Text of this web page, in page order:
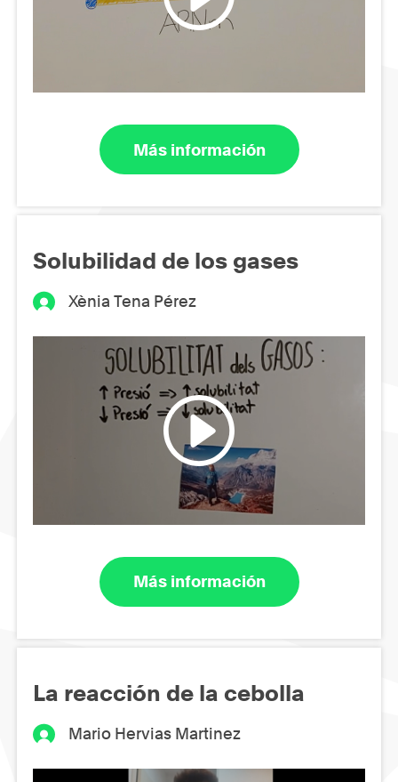
Más información
Solubilidad de los gases
Xènia Tena Pérez
Más información
La reacción de la cebolla
Mario Hervias Martinez